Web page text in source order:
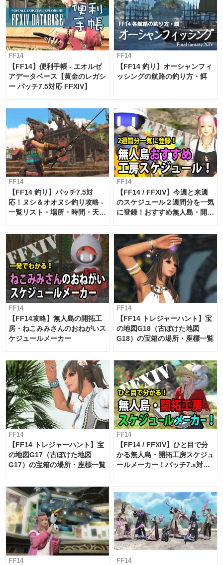
FF14
【FF14】便利手帳 - エオルゼ
アデータベース【黄金のレガシ
ー パッチ7.5対応 FFXIV】
FF14
【FF14 釣り】オーシャンフィ
ッシングの航路の釣り方・餌
FF14
【FF14 釣り】パッチ7.5対
応！ヌシ＆オオヌシ釣り攻略 -
一覧リスト・場所・時間・天
FF14
【FF14 / FFXIV】今週と来週
のスケジュール２週間分を一気
に登録！おすすめ無人島・開拓
対応 / 毎週更新中】
FF14
【FF14攻略】無人島の開拓工
房・ねこみみさんのおねがいス
ケジュールメーカー
FF14
【FF14 トレジャーハント】宝
の地図G18（古ぼけた地図
G18）の宝箱の場所・座標一覧
FF14
【FF14 トレジャーハント】宝
の地図G17（古ぼけた地図
G17）の宝箱の場所・座標一覧
FF14
【FF14 / FFXIV】ひと目で分
かる無人島・開拓工房スケジュ
ールメーカー！パッチ7.x対応
FF14 FF14